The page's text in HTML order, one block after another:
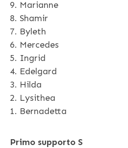
9. Marianne
8. Shamir
7. Byleth
6. Mercedes
5. Ingrid
4. Edelgard
3. Hilda
2. Lysithea
1. Bernadetta
Primo supporto S